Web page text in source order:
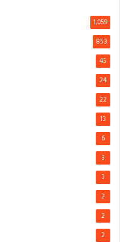
1,059
853
45
24
22
13
6
3
3
2
2
2